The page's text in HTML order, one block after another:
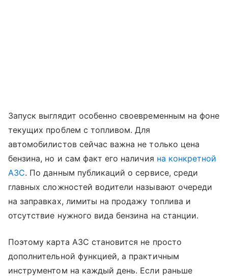
Запуск выглядит особенно своевременным на фоне
текущих проблем с топливом. Для
автомобилистов сейчас важна не только цена
бензина, но и сам факт его наличия на конкретной
АЗС. По данным публикаций о сервисе, среди
главных сложностей водители называют очереди
на заправках, лимиты на продажу топлива и
отсутствие нужного вида бензина на станции.
Поэтому карта АЗС становится не просто
дополнительной функцией, а практичным
инструментом на каждый день. Если раньше